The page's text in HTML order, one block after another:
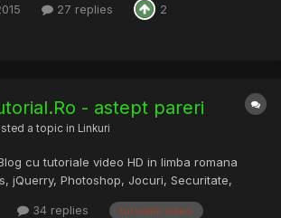
de minat pe bitcoin antminer s7 sa vedeti
asta de aparat" Instalare A...
27 replies 2
- astept pareri
a topic in Linkuri
cu tutoriale video HD in limba romana
jQuerry, Photoshop, Jocuri, Securitate,
34 replies tutoriale video